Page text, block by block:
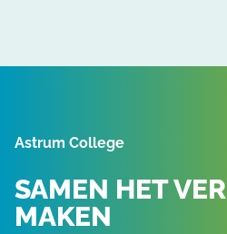
SAMEN HET
MAKEN
Astrum College